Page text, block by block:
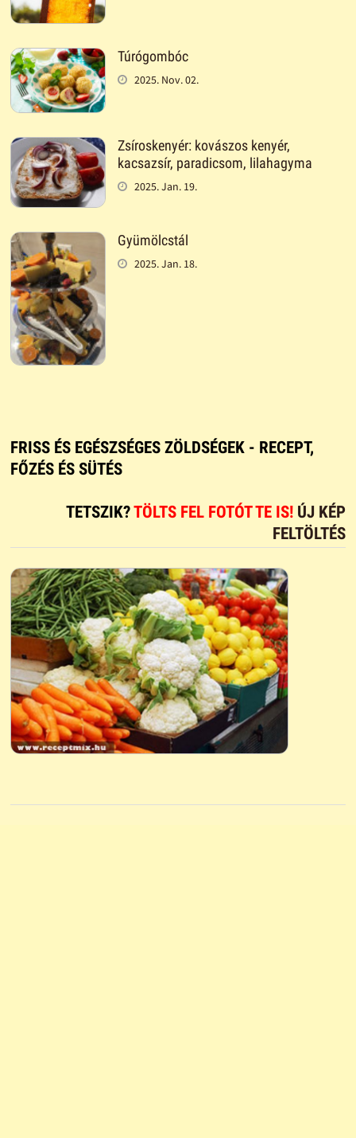
Túrógombóc
2025. Nov. 02.
Zsíroskenyér: kovászos kenyér,
kacsazsír, paradicsom, lilahagyma
2025. Jan. 19.
Gyümölcstál
2025. Jan. 18.
FRISS ÉS EGÉSZSÉGES ZÖLDSÉGEK - RECEPT,
FŐZÉS ÉS SÜTÉS
TETSZIK?TÖLTS FEL FOTÓT TE IS! ÚJ KÉP
FELTÖLTÉS